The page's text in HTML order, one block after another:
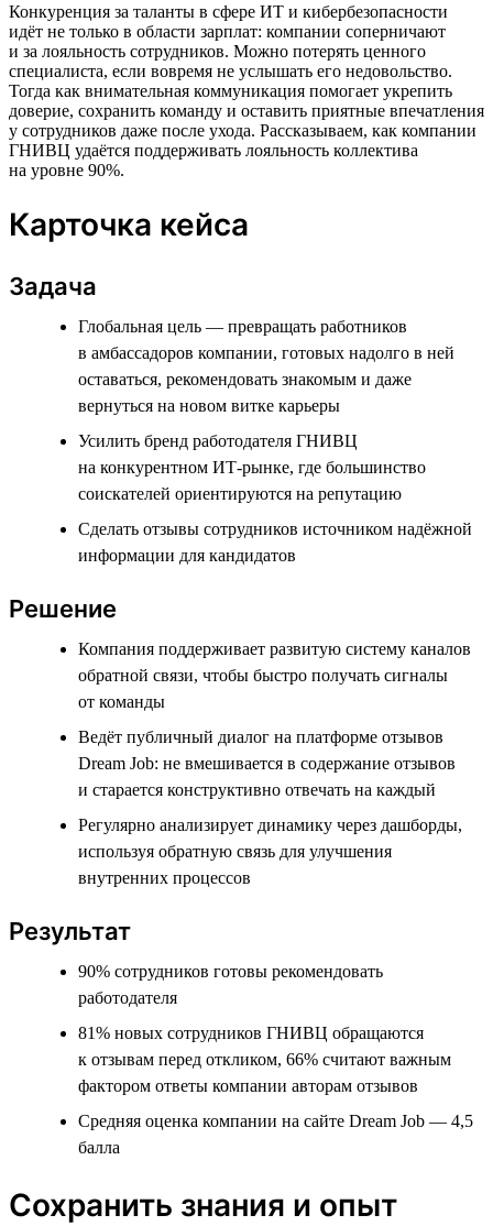
Конкуренция за таланты в сфере ИТ и кибербезопасности
идёт не только в области зарплат: компании соперничают
и за лояльность сотрудников. Можно потерять ценного
специалиста, если вовремя не услышать его недовольство.
Тогда как внимательная коммуникация помогает укрепить
доверие, сохранить команду и оставить приятные впечатления
у сотрудников даже после ухода. Рассказываем, как компании
ГНИВЦ удаётся поддерживать лояльность коллектива
на уровне 90%.
Карточка кейса
Задача
Глобальная цель — превращать работников
в амбассадоров компании, готовых надолго в ней
оставаться, рекомендовать знакомым и даже
вернуться на новом витке карьеры
Усилить бренд работодателя ГНИВЦ
на конкурентном ИТ-рынке, где большинство
соискателей ориентируются на репутацию
Сделать отзывы сотрудников источником надёжной
информации для кандидатов
Решение
Компания поддерживает развитую систему каналов
обратной связи, чтобы быстро получать сигналы
от команды
Ведёт публичный диалог на платформе отзывов
Dream Job: не вмешивается в содержание отзывов
и старается конструктивно отвечать на каждый
Регулярно анализирует динамику через дашборды,
используя обратную связь для улучшения
внутренних процессов
Результат
90% сотрудников готовы рекомендовать
работодателя
81% новых сотрудников ГНИВЦ обращаются
к отзывам перед откликом, 66% считают важным
фактором ответы компании авторам отзывов
Средняя оценка компании на сайте Dream Job — 4,5
балла
Сохранить знания и опыт